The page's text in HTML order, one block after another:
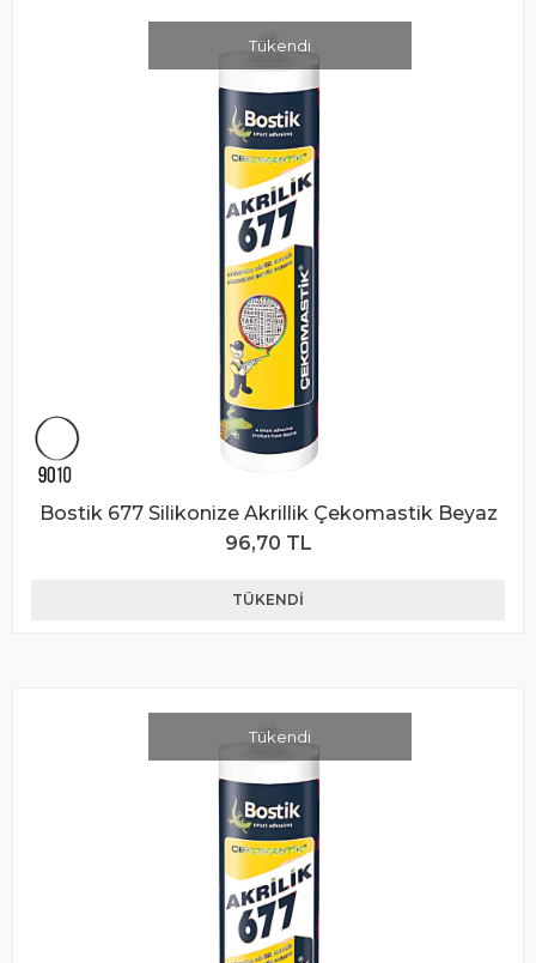
Tükendi
Bostik 677 Silikonize Akrillik Çekomastik Beyaz
96,70 TL
TÜKENDI
Tükendi